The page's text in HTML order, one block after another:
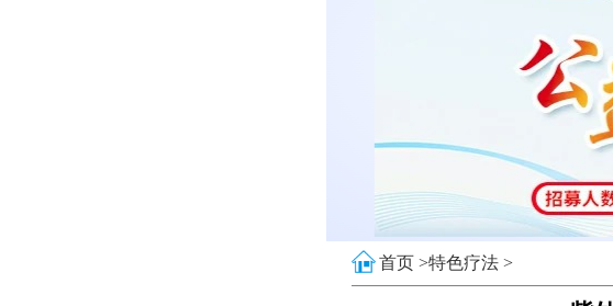
首页 >特色疗法 >